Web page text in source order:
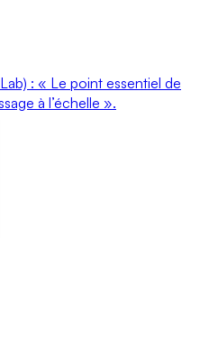
: « Le point essentiel de
à l’échelle ».